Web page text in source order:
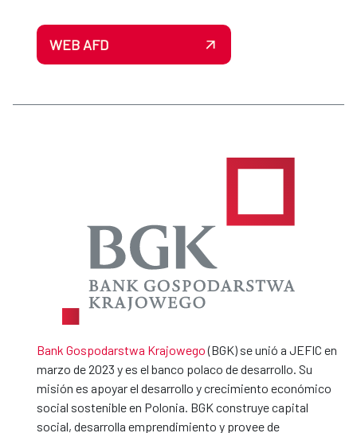
WEB AFD
Bank Gospodarstwa Krajowego(BGK) se unió a JEFIC en
marzo de 2023 y es el banco polaco de desarrollo. Su
misión es apoyar el desarrollo y crecimiento económico
social sostenible en Polonia. BGK construye capital
social, desarrolla emprendimiento y provee de